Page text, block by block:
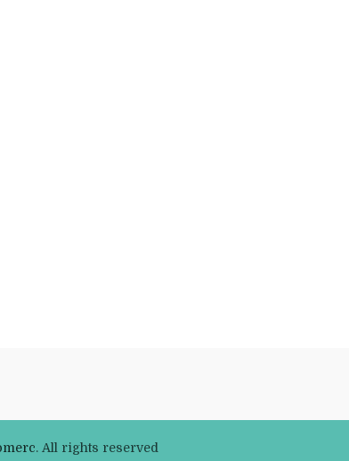
. All rights reserved